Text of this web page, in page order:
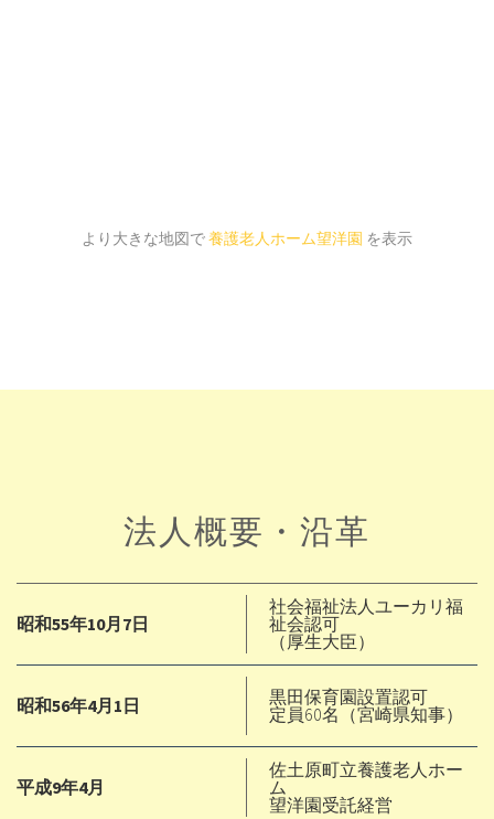
より大きな地図で養護老人ホーム望洋園 を表示
法人概要・沿革
昭和55年10月7日
社会福祉法人ユーカリ福
祉会認可
（厚生大臣）
昭和56年4月1日
黒田保育園設置認可
定員60名（宮崎県知事）
平成9年4月
佐土原町立養護老人ホー
ム
望洋園受託経営